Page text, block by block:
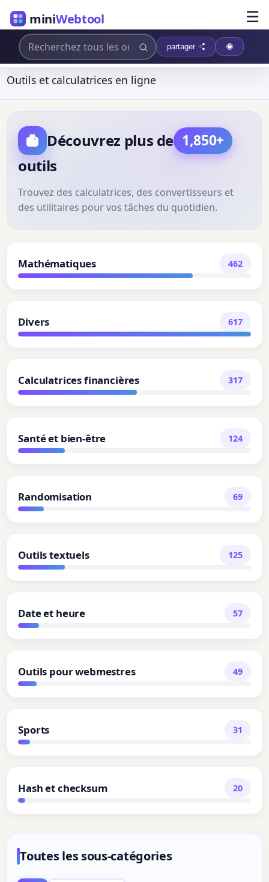
miniWebtool ☰
partager
Outils et calculatrices en ligne
Découvrez plus de 1,850+
outils
Trouvez des calculatrices, des convertisseurs et
des utilitaires pour vos tâches du quotidien.
Mathématiques 462
Divers 617
Calculatrices financières 317
Santé et bien-être 124
Randomisation 69
Outils textuels 125
Date et heure 57
Outils pour webmestres 49
Sports 31
Hash et checksum 20
Toutes les sous-catégories